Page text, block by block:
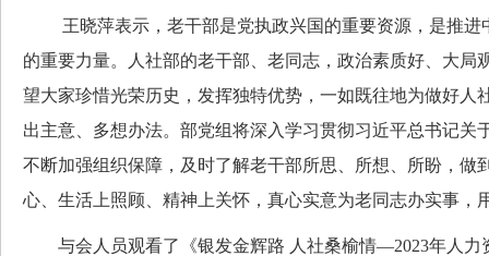
王晓萍表示，老干部是党执政兴国的重要资源，是推进
的重要力量。人社部的老干部、老同志，政治素质好、大局
望大家珍惜光荣历史，发挥独特优势，一如既往地为做好人
出主意、多想办法。部党组将深入学习贯彻习近平总书记关
不断加强组织保障，及时了解老干部所思、所想、所盼，做
心、生活上照顾、精神上关怀，真心实意为老同志办实事，
与会人员观看了《银发金辉路 人社桑榆情—2023年人力